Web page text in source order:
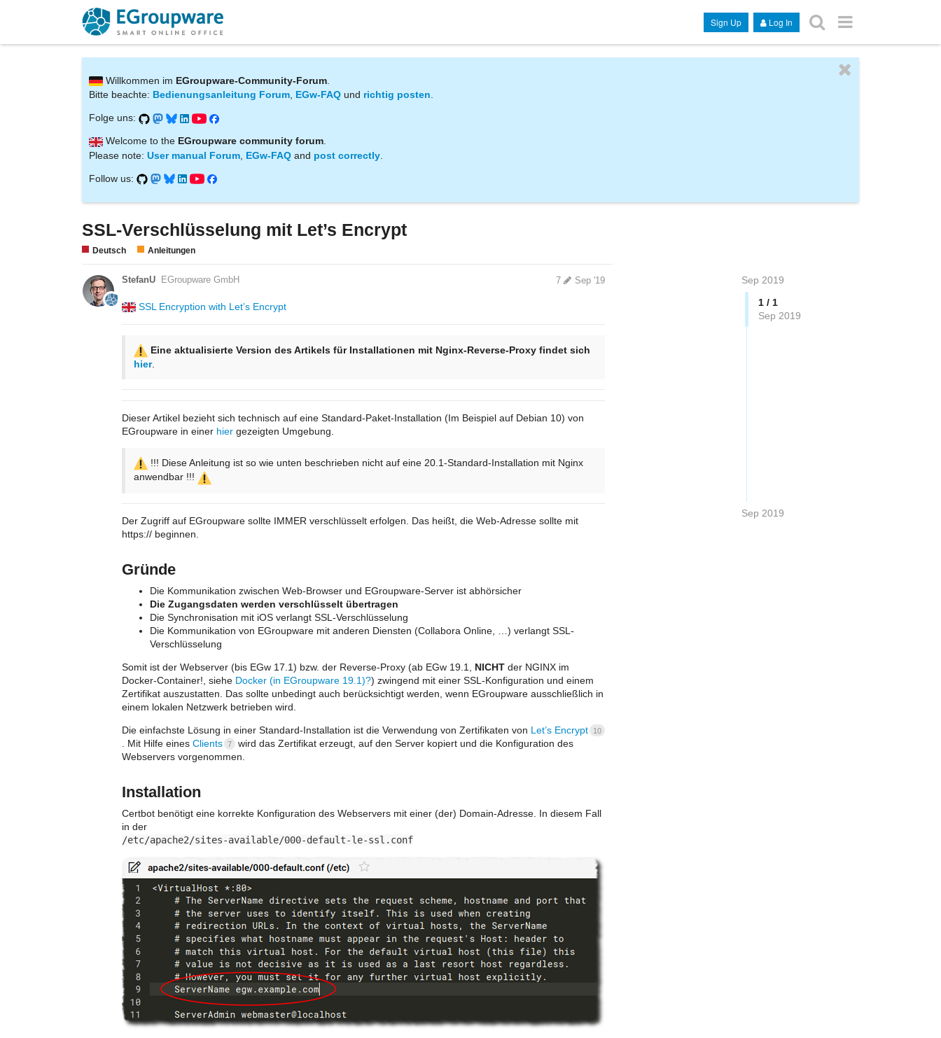
Sign Up Log In
Willkommen im EGroupware-Community-Forum
Bitte beachte: Bedienungsanleitung Forum, EGw-FAQ und richtig posten.
Folge uns:
Welcome to the EGroupware community forum.
Please note: User manual Forum EGw-FAQ and post correctly
Follow us:
SSL-Verschlüsselung mit Let’s Encrypt
Deutsch Anleitungen
Sep 2019
1 / 1
Sep 2019
Sep 2019
StefanU EGroupware GmbH Sep '19
7
SSL Encryption with Let’s Encrypt
Eine aktualisierte Version des Artikels für Installationen mit Nginx-Reverse-Proxy findet sich
hier.
Dieser Artikel bezieht sich technisch auf eine Standard-Paket-Installation (Im Beispiel auf Debian 10) von
EGroupware in einer hier gezeigten Umgebung.
!!! Diese Anleitung ist so wie unten beschrieben nicht auf eine 20.1-Standard-Installation mit Nginx
anwendbar !!!
Der Zugriff auf EGroupware sollte IMMER verschlüsselt erfolgen. Das heißt, die Web-Adresse sollte mit
https:// beginnen.
Gründe
Die Kommunikation zwischen Web-Browser und EGroupware-Server ist abhörsicher
Die Zugangsdaten werden verschlüsselt übertragen
Die Synchronisation mit iOS verlangt SSL-Verschlüsselung
Die Kommunikation von EGroupware mit anderen Diensten (Collabora Online, …) verlangt SSL-
Verschlüsselung
Somit ist der Webserver (bis EGw 17.1) bzw. der Reverse-Proxy (ab EGw 19.1, NICHT der NGINX im
Docker-Container!, siehe Docker (in EGroupware 19.1)?) zwingend mit einer SSL-Konfiguration und einem
Zertifikat auszustatten. Das sollte unbedingt auch berücksichtigt werden, wenn EGroupware ausschließlich in
einem lokalen Netzwerk betrieben wird.
Die einfachste Lösung in einer Standard-Installation ist die Verwendung von Zertifikaten von Let’s Encrypt 10
. Mit Hilfe eines Clients 7
wird das Zertifikat erzeugt, auf den Server kopiert und die Konfiguration des
Webservers vorgenommen.
Installation
Certbot benötigt eine korrekte Konfiguration des Webservers mit einer (der) Domain-Adresse. In diesem Fall
in der
/etc/apache2/sites-available/000-default-le-ssl.conf